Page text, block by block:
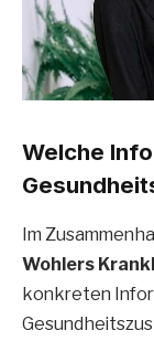
Welche
Im
Wohlers
konkreten